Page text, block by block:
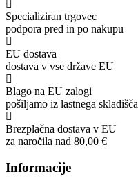
Specializiran trgovec
podpora pred in po nakupu
EU dostava
dostava v vse države EU
Blago na EU zalogi
pošiljamo iz lastnega skladišča
Brezplačna dostava v EU
za naročila nad 80,00 €
Informacije